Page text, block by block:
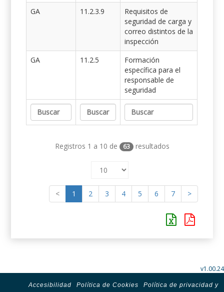
GA
11.2.3.9
Requisitos de
seguridad de carga y
correo distintos de la
inspección
GA
11.2.5
Formación
específica para el
responsable de
seguridad
Registros 1 a 10 de 63 resultados
< 1 2 3 4 5 6 7 >
v1.00.24
Accesibilidad Política de Cookies
Política de privacidad y